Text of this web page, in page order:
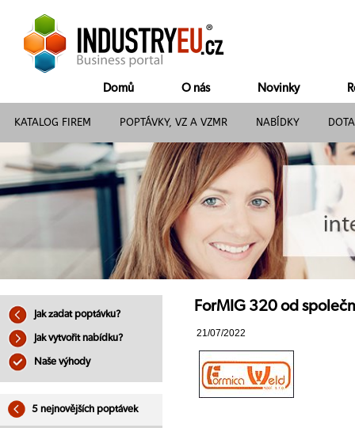
Domů O nás Novinky
KATALOG FIREM POPTÁVKY, VZ A VZMR NABÍDKY
Jak zadat poptávku?
Jak vytvořit nabídku?
Naše výhody
5 nejnovějších poptávek
ForMIG 320 od
21/07/2022